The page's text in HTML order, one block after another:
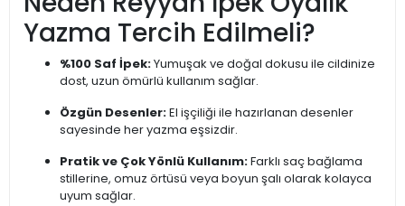
Yazma Tercih Edilmeli?
%100 Saf İpek:Yumuşak ve doğal dokusu ile cildinize
dost, uzun ömürlü kullanım sağlar.
Özgün Desenler:El işçiliği ile hazırlanan desenler
sayesinde her yazma eşsizdir.
Pratik ve Çok Yönlü Kullanım:Farklı saç bağlama
stillerine, omuz örtüsü veya boyun şalı olarak kolayca
uyum sağlar.